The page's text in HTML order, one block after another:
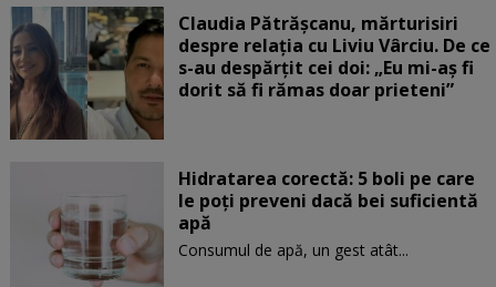
Claudia Pătrășcanu, mărturisiri
despre relația cu Liviu Vârciu. De ce
s-au despărțit cei doi: „Eu mi-aș fi
dorit să fi rămas doar prieteni”
Hidratarea corectă: 5 boli pe care
le poți preveni dacă bei suficientă
apă
Consumul de apă, un gest atât...